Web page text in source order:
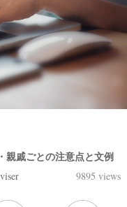
親戚ごとの注意点と文例
9895 views